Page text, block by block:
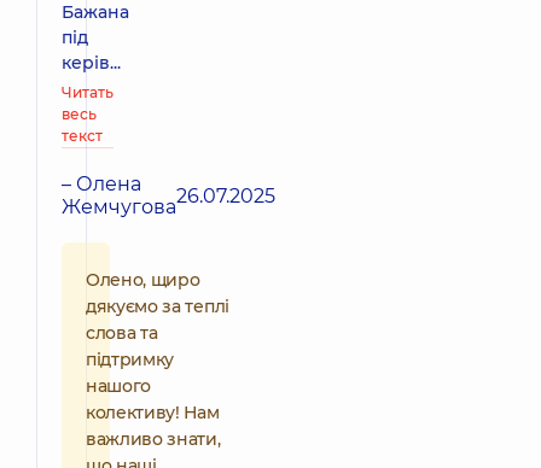
Бажана
під
керів...
Читать
весь
текст
– Олена
Жемчугова26.07.2025
Олено, щиро
дякуємо за теплі
слова та
підтримку
нашого
колективу! Нам
важливо знати,